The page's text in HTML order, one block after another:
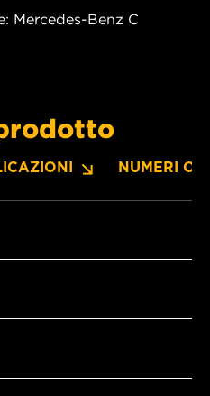
Mercedes-Benz C
NUMERI OE